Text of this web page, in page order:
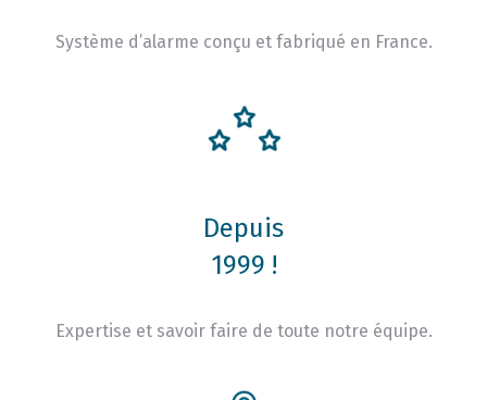
Système d’alarme conçu et fabriqué en France.
Depuis
1999 !
Expertise et savoir faire de toute notre équipe.